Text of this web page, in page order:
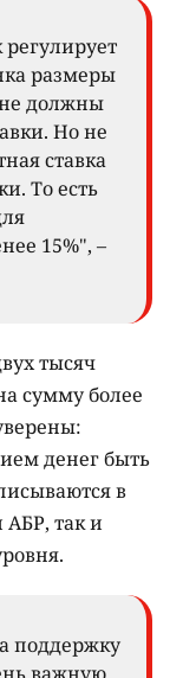
размеры
должны
Но не
ставка
То есть
15%", –
тысяч
сумму более
денег быть
в
так и
поддержку